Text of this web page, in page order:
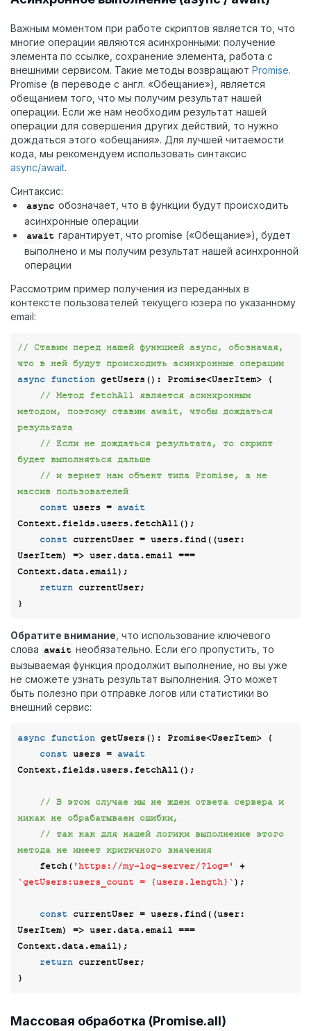
Важным моментом при работе скриптов является то, что
многие операции являются асинхронными: получение
элемента по ссылке, сохранение элемента, работа с
внешними сервисом. Такие методы возвращают Promise.
Promise (в переводе с англ. «Обещание»), является
обещанием того, что мы получим результат нашей
операции. Если же нам необходим результат нашей
операции для совершения других действий, то нужно
дождаться этого «обещания». Для лучшей читаемости
кода, мы рекомендуем использовать синтаксис
async/await.
Синтаксис:
async обозначает, что в функции будут происходить
асинхронные операции
await гарантирует, что promise («Обещание»), будет
выполнено и мы получим результат нашей асинхронной
операции
Рассмотрим пример получения из переданных в
контексте пользователей текущего юзера по указанному
email:
// Ставим перед нашей функцией async, обозначая,
что в ней будут происходить асинхронные операции
async function getUsers (): Promise<UserItem>
{
// Метод fetchAll является асинхронным
методом, поэтому ставим await, чтобы дождаться
результата
// Если не дождаться результата, то скрипт
будет выполняться дальше
// и вернет нам объект типа Promise, а не
массив пользователей
const users = await
Context.fields.users.fetchAll();
const currentUser = users.find( (user:
UserItem) => user.data.email ===
Context.data.email);
return currentUser;
Обратите внимание , что использование ключевого
слова await необязательно. Если его пропустить, то
вызываемая функция продолжит выполнение, но вы уже
не сможете узнать результат выполнения. Это может
быть полезно при отправке логов или статистики во
внешний сервис:
async function getUsers (): Promise<UserItem>
{
const users = await
Context.fields.users.fetchAll();
// В этом случае мы не ждем ответа сервера и
никак не обрабатываем ошибки,
// так как для нашей логики выполнение этого
метода не имеет критичного значения
    fetch(
'https://my-log-server/?log='
`getUsers:users_count = {users.length}` );
const currentUser = users.find( (user:
UserItem) => user.data.email ===
Context.data.email);
return currentUser;
Массовая обработка (Promise.all)